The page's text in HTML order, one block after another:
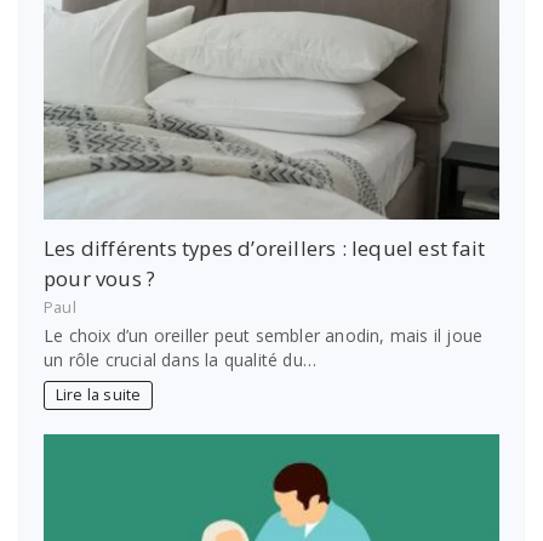
Les différents types d’oreillers : lequel est fait
pour vous ?
Paul
Le choix d’un oreiller peut sembler anodin, mais il joue
un rôle crucial dans la qualité du…
Lire la suite